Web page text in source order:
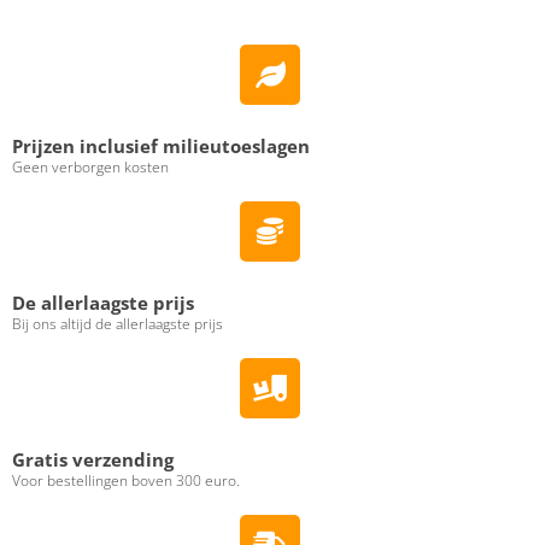
Prijzen inclusief milieutoeslagen
Geen verborgen kosten
De allerlaagste prijs
Bij ons altijd de allerlaagste prijs
Gratis verzending
Voor bestellingen boven 300 euro.